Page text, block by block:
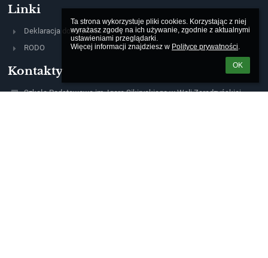
Ta strona wykorzystuje pliki cookies. Korzystając z niej
wyrażasz zgodę na ich używanie, zgodnie z aktualnymi
ustawieniami przeglądarki.
Więcej informacji znajdziesz w Polityce prywatności.
OK
Linki
Deklaracja dostępności
RODO
Kontakty
Szkoła Podstawowa im. Igora Sikiryckiego w Woli Zaradzyńskiej